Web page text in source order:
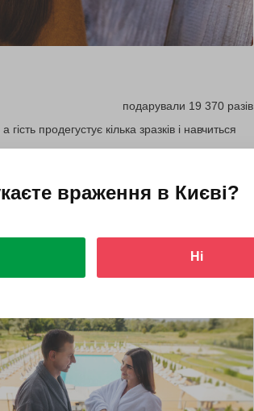
подарували 19 370 разів
продегустує кілька зразків і навчиться
себе Подарувати
враження в Києві?
Ні